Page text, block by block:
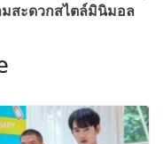
มสะดวกสไตล์มินิมอล